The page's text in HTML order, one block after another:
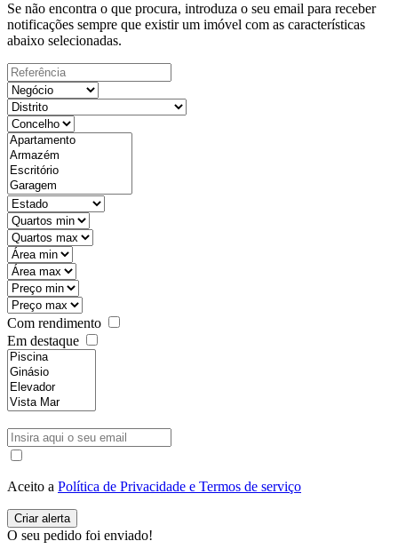
Se não encontra o que procura, introduza o seu email para receber
notificações sempre que existir um imóvel com as características
abaixo selecionadas.
Com rendimento
Em destaque
Aceito a Política de Privacidade e Termos de serviço
O seu pedido foi enviado!